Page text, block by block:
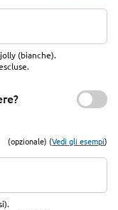
(bianche).
(opzionale) (Vedi gli esempi)